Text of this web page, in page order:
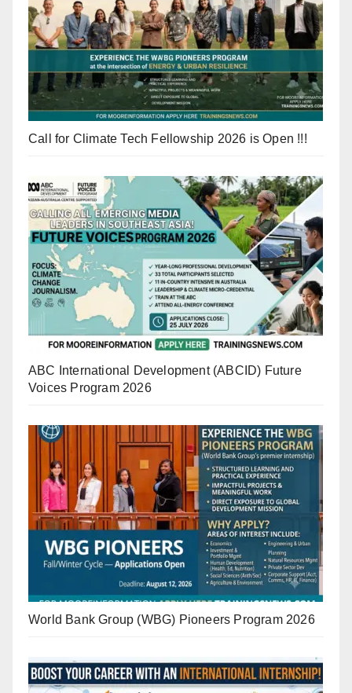
Call for Climate Tech Fellowship 2026 is Open !!!
ABC International Development (ABCID) Future
Voices Program 2026
World Bank Group (WBG) Pioneers Program 2026